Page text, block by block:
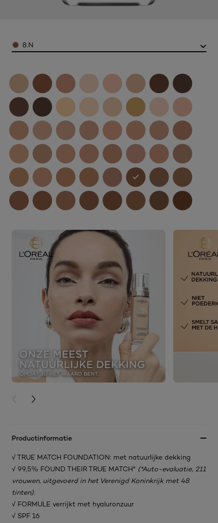
Color
8.N
PREVIOUS CARD
NEXT CARD
Productinformatie
√ TRUE MATCH FOUNDATION: met natuurlijke dekking
√ 99,5% FOUND THEIR TRUE MATCH* (*Auto-evaluatie, 211
vrouwen, uitgevoerd in het Verenigd Koninkrijk met 48
tinten).
√ FORMULE verrijkt met hyaluronzuur
√ SPF 16